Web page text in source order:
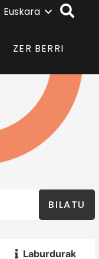
Euskara
ZER BERRI
BILATU
Laburdurak